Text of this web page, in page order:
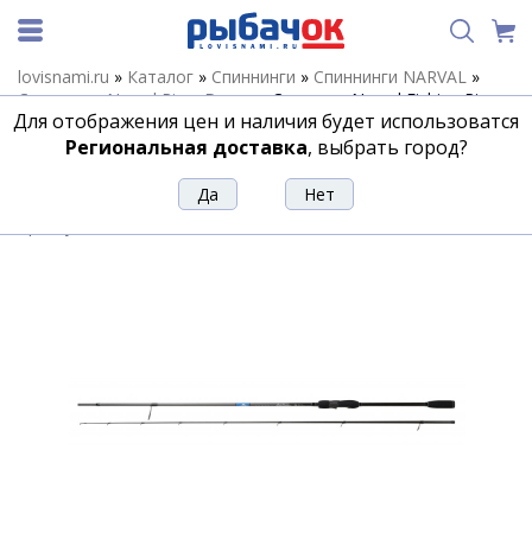
lovisnami.ru » Каталог » Спиннинги » Спиннинги NARVAL »
Спиннинги Narval River Dance»Спиннинг Narval Fishing River
Dance 72ML max 21g Fast
Спиннинг Narval Fishing River Dance
72ML max 21g Fast
Для отображения цен и наличия будет использоватся
Региональная доставка, выбрать город?